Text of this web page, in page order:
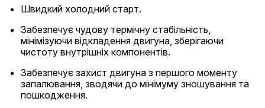
Швидкий холодний старт.
Забезпечує чудову термічну стабільність,
мінімізуючи відкладення двигуна, зберігаючи
чистоту внутрішніх компонентів.
Забезпечує захист двигуна з першого моменту
запалювання, зводячи до мінімуму зношування та
пошкодження.